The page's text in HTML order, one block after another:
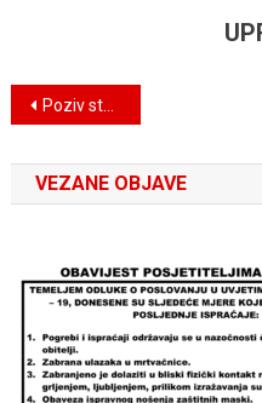
Navigacija
objava
Poziv studentima na sudjelovanje u zaštitnim arheološkim istraživanjima
VEZANE OBJAVE